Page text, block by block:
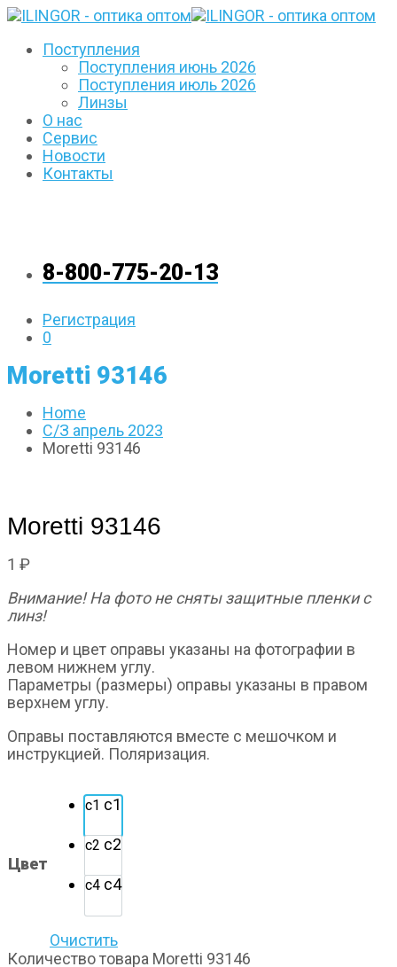
Поступления
Поступления июнь 2026
Поступления июль 2026
Линзы
О нас
Сервис
Новости
Контакты
8-800-775-20-13
Регистрация
0
Moretti 93146
Home
С/З апрель 2023
Moretti 93146
Moretti 93146
1 ₽
Внимание! На фото не сняты защитные пленки с
линз!
Номер и цвет оправы указаны на фотографии в
левом нижнем углу.
Параметры (размеры) оправы указаны в правом
верхнем углу.
Оправы поставляются вместе с мешочком и
инструкцией. Поляризация.
Цвет
с1 с1
с2 с2
с4 с4
Очистить
Количество товара Moretti 93146